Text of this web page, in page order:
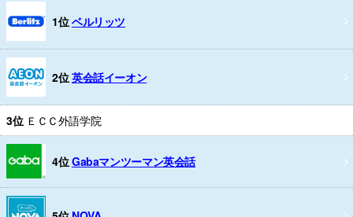
1位ベルリッツ
2位英会話イーオン
3位 ＥＣＣ外語学院
4位Gabaマンツーマン英会話